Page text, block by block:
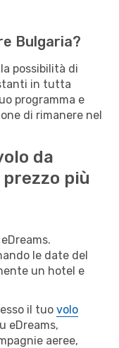
Bulgaria?
possibilità di
in tutta
programma e
di rimanere nel
da
prezzo più
le date del
un hotel e
il tuo volo
eDreams,
aeree,